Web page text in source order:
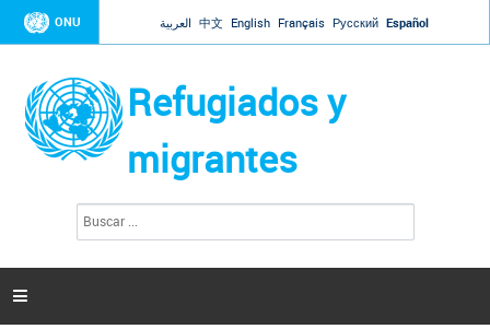
Jump to navigation
ONU العربية 中文 English Français Русский Español
Refugiados y
migrantes
l
s
